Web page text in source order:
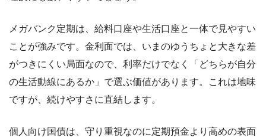
メガバンク定期は、給料口座や生活口座と一体で見やすい
ことが強みです。金利面では、いまのゆうちょと大きな差
がつきにくい局面なので、利率だけでなく「どちらが自分
の生活動線にあるか」で選ぶ価値があります。これは地味
ですが、続けやすさに直結します。
個人向け国債は、守り重視なのに定期預金より高めの表面